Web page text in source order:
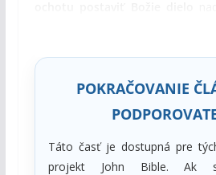
POKRAČOVANIE
Táto časť je dostupná pre
projekt John Bible. Ak